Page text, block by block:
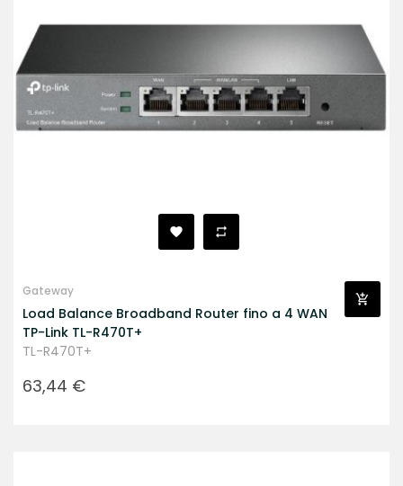
Gateway
Load Balance Broadband Router fino a 4 WAN
TP-Link TL-R470T+
TL-R470T+
Prezzo
63,44 €